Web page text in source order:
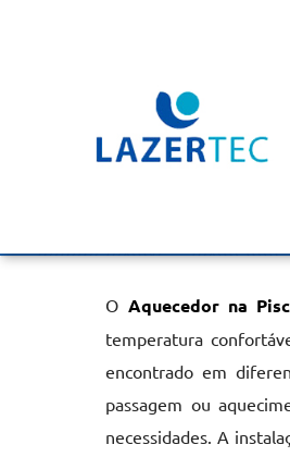
Aquecedor
O Aquecedor na
temperatura
encontrado em
passagem ou
necessidades. A